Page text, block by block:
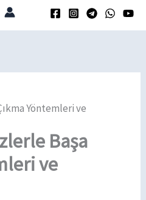
Yöntemleri ve
Başa
ve